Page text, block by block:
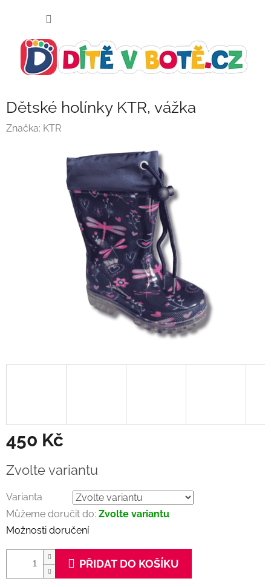
Dětské holínky KTR, vážka
Značka: KTR
450 Kč
cena:
Zvolte variantu
Varianta
Můžeme doručit do: Zvolte variantu
Možnosti doručení
PŘIDAT DO KOŠÍKU